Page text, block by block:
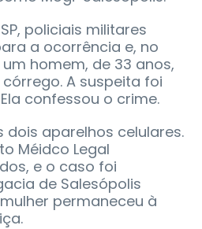
policiais militares
a ocorrência e, no
homem, de 33 anos,
A suspeita foi
confessou o crime.
dois aparelhos celulares.
Méidco Legal
e o caso foi
de Salesópolis
permaneceu à